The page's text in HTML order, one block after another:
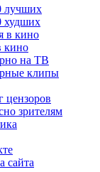
лучших
худших
в кино
кино
на ТВ
клипы
цензоров
зрителям
сайта